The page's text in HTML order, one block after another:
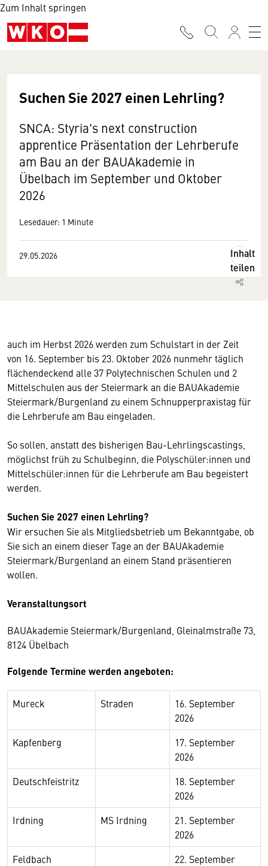
Zum Inhalt springen
Suchen Sie 2027 einen Lehrling?
SNCA: Styria's next construction
apprentice Präsentation der Lehrberufe
am Bau an der BAUAkademie in
Übelbach im September und Oktober
2026
Lesedauer: 1 Minute
29.05.2026
Inhalt
teilen
auch im Herbst 2026 werden zum Schulstart in der Zeit
von 16. September bis 23. Oktober 2026 nunmehr täglich
flächendeckend alle 37 Polytechnischen Schulen und 2
Mittelschulen aus der Steiermark an die BAUAkademie
Steiermark/Burgenland zu einem Schnupperpraxistag für
die Lehrberufe am Bau eingeladen.
So sollen, anstatt des bisherigen Bau-Lehrlingscastings,
möglichst früh zu Schulbeginn, die Polyschüler:innen und
Mittelschüler:innen für die Lehrberufe am Bau begeistert
werden.
Suchen Sie 2027 einen Lehrling?
Wir ersuchen Sie als Mitgliedsbetrieb um Bekanntgabe, ob
Sie sich an einem dieser Tage an der BAUAkademie
Steiermark/Burgenland an einem Stand präsentieren
wollen.
Veranstaltungsort
BAUAkademie Steiermark/Burgenland, Gleinalmstraße 73,
8124 Übelbach
Folgende Termine werden angeboten:
Mureck Straden
16. September
2026
Kapfenberg
17. September
2026
Deutschfeistritz
18. September
2026
Irdning
MS Irdning
21. September
2026
Feldbach
22. September